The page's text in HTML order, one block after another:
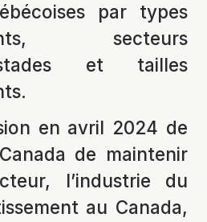
par types
secteurs
et tailles
en avril 2024 de
de maintenir
, l’industrie du
au Canada,